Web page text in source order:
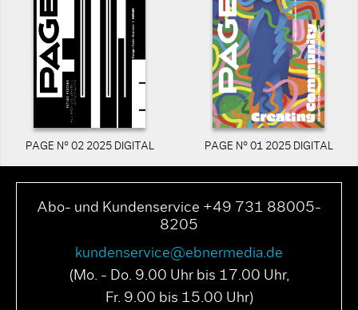
PAGE N° 02 2025 DIGITAL PAGE N° 01 2025 DIGITAL
Abo- und Kundenservice +49 731 88005-
8205
kundenservice@ebnermedia.de
(Mo. - Do. 9.00 Uhr bis 17.00 Uhr,
Fr. 9.00 bis 15.00 Uhr)